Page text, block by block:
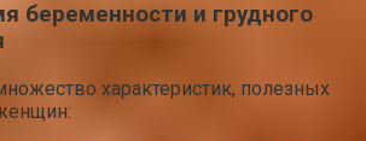
беременности и грудного
характеристик, полезных